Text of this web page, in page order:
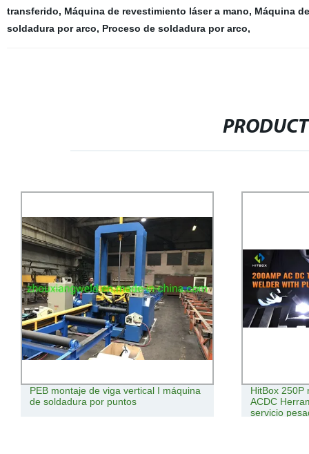
transferido, Máquina de revestimiento láser a mano, Máquina
soldadura por arco, Proceso de soldadura por arco,
PEB montaje de viga vertical I máquina
de soldadura por puntos
HitBox 250P
ACDC
servicio